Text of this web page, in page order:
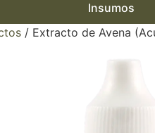
Insumos
/ Extracto de Avena